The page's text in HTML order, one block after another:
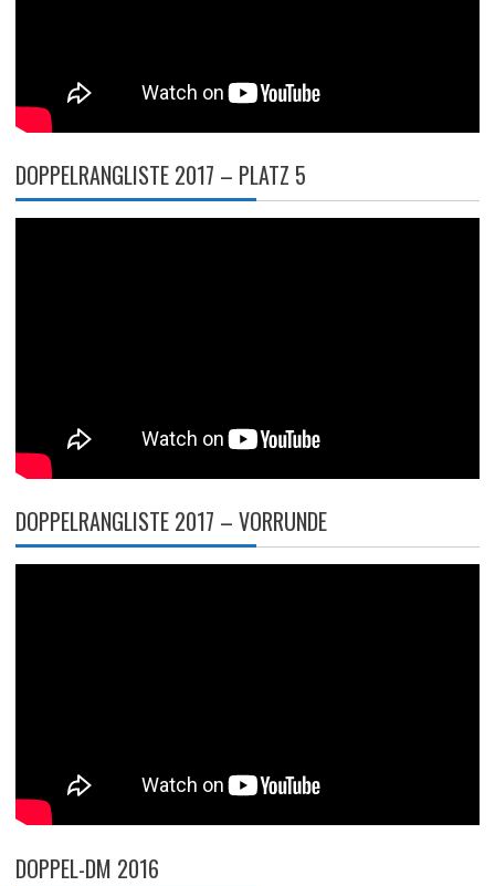
DOPPELRANGLISTE 2017 – PLATZ 5
DOPPELRANGLISTE 2017 – VORRUNDE
DOPPEL-DM 2016